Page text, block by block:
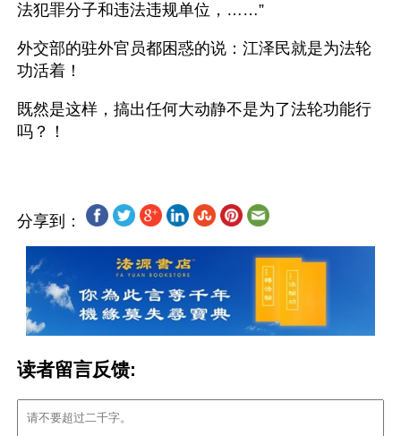
法犯罪分子和违法违规单位，……”
外交部的驻外官员都困惑的说：江泽民就是为法轮
功活着！
既然是这样，搞出任何大动静不是为了法轮功能行
分享到：
读者留言反馈: